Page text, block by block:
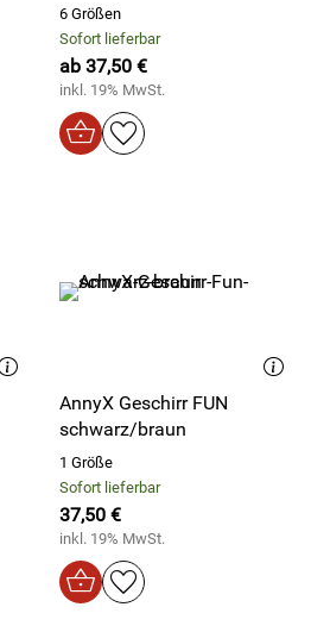
6 Größen
Sofort lieferbar
ab 37,50 €
inkl. 19% MwSt.
AnnyX Geschirr FUN
schwarz/braun
1 Größe
Sofort lieferbar
37,50 €
inkl. 19% MwSt.